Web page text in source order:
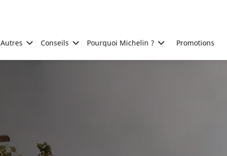
Autres Conseils Pourquoi Michelin ? Promotions